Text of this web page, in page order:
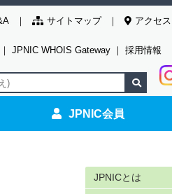
サイトマップ アクセス
｜ JPNIC WHOIS Gateway ｜ 採用情報
JPNIC会員
JPNICとは